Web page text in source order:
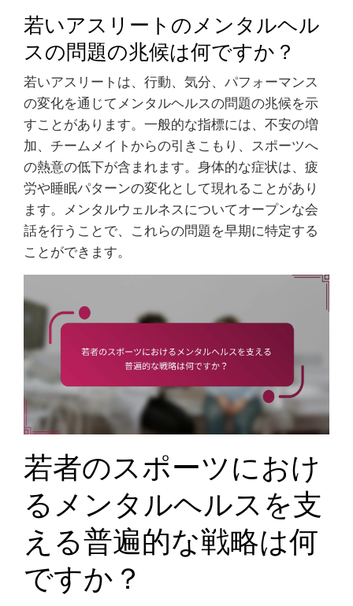
若いアスリートのメンタルヘル
スの問題の兆候は何ですか？
若いアスリートは、行動、気分、パフォーマンス
の変化を通じてメンタルヘルスの問題の兆候を示
すことがあります。一般的な指標には、不安の増
加、チームメイトからの引きこもり、スポーツへ
の熱意の低下が含まれます。身体的な症状は、疲
労や睡眠パターンの変化として現れることがあり
ます。メンタルウェルネスについてオープンな会
話を行うことで、これらの問題を早期に特定する
ことができます。
若者のスポーツにおけ
るメンタルヘルスを支
える普遍的な戦略は何
ですか？